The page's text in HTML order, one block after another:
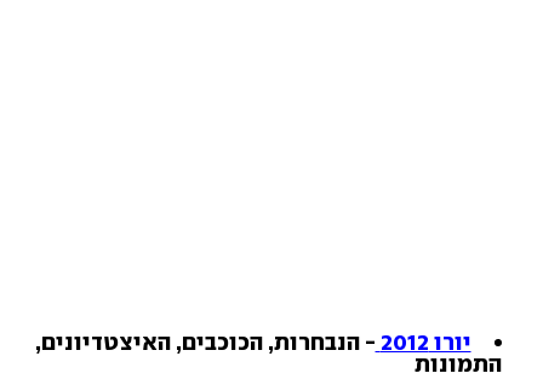
יורו 2012 - הנבחרות, הכוכבים, האיצטדיונים,
התמונות